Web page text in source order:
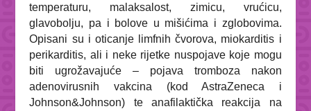
temperaturu, malaksalost, zimicu, vrućicu,
glavobolju, pa i bolove u mišićima i zglobovima.
Opisani su i oticanje limfnih čvorova, miokarditis i
perikarditis, ali i neke rijetke nuspojave koje mogu
biti ugrožavajuće – pojava tromboza nakon
adenovirusnih vakcina (kod AstraZeneca i
Johnson&Johnson) te anafilaktička reakcija na